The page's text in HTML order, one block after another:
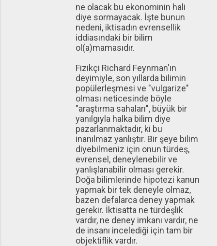
ne olacak bu ekonominin hali
diye sormayacak. İşte bunun
nedeni, iktisadın evrensellik
iddiasındaki bir bilim
ol(a)mamasıdır.
Fizikçi Richard Feynman'ın
deyimiyle, son yıllarda bilimin
popülerleşmesi ve "vulgarize"
olması neticesinde böyle
"araştırma sahaları", büyük bir
yanılgıyla halka bilim diye
pazarlanmaktadır, ki bu
inanılmaz yanlıştır. Bir şeye bilim
diyebilmeniz için onun türdeş,
evrensel, deneylenebilir ve
yanlışlanabilir olması gerekir.
Doğa bilimlerinde hipotezi kanun
yapmak bir tek deneyle olmaz,
bazen defalarca deney yapmak
gerekir. İktisatta ne türdeşlik
vardır, ne deney imkanı vardır, ne
de insanı incelediği için tam bir
objektiflik vardır.